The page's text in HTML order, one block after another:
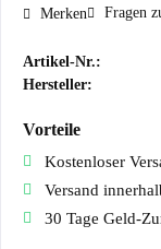
Merken Fragen
Artikel-Nr.:
Hersteller:
Vorteile
Kostenloser
Versand
30 Tage Geld-